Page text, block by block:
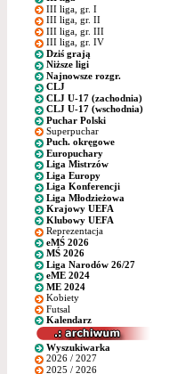
III liga, gr. I
III liga, gr. II
III liga, gr. III
III liga, gr. IV
Dziś grają
Niższe ligi
Najnowsze rozgr.
CLJ
CLJ U-17 (zachodnia)
CLJ U-17 (wschodnia)
Puchar Polski
Superpuchar
Puch. okręgowe
Europuchary
Liga Mistrzów
Liga Europy
Liga Konferencji
Liga Młodzieżowa
Krajowy UEFA
Klubowy UEFA
Reprezentacja
eMŚ 2026
MŚ 2026
Liga Narodów 26/27
eME 2024
ME 2024
Kobiety
Futsal
Kalendarz
Wyszukiwarka
2026 / 2027
2025 / 2026